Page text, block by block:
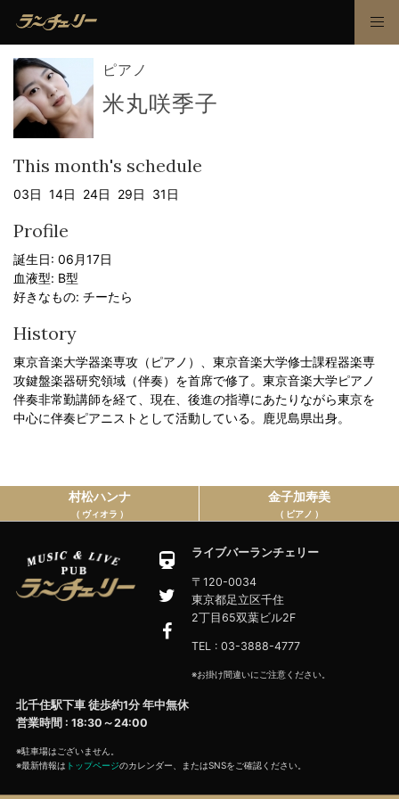
ピアノ
米丸咲季子
This month's schedule
03日 14日 24日 29日 31日
Profile
誕生日: 06月17日
血液型: B型
好きなもの: チーたら
History
東京音楽大学器楽専攻（ピアノ）、東京音楽大学修士課程器楽専
攻鍵盤楽器研究領域（伴奏）を首席で修了。東京音楽大学ピアノ
伴奏非常勤講師を経て、現在、後進の指導にあたりながら東京を
中心に伴奏ピアニストとして活動している。鹿児島県出身。
村松ハンナ
（ ヴィオラ ）
金子加寿美
（ ピアノ ）
ライブバーランチェリー
〒120-0034
東京都足立区千住
2丁目65双葉ビル2F
TEL : 03-3888-4777
※お掛け間違いにご注意ください。
北千住駅下車 徒歩約1分 年中無休
営業時間 : 18:30～24:00
※駐車場はございません。
※最新情報は トップページのカレンダー、またはSNSをご確認ください。